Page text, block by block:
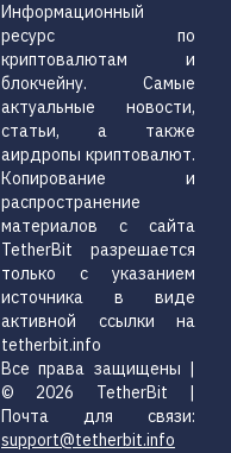
Информационный
ресурс по
криптовалютам и
блокчейну. Самые
актуальные новости,
статьи, а также
аирдропы криптовалют.
Копирование и
распространение
материалов с сайта
TetherBit разрешается
только с указанием
источника в виде
активной ссылки на
tetherbit.info
Все права защищены |
© 2026 TetherBit |
Почта для связи:
support@tetherbit.info